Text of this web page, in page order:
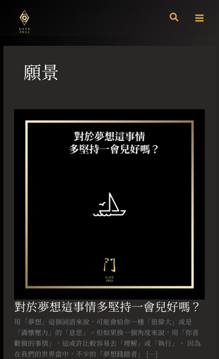
內
願景
對於夢想這事情多堅持一會兒好嗎？
用「夢想」這個詞語來說，可能會給你一種「很偉大」或是
「滿懷壓力」的「意思」。但如果換一個角度來說，用「你喜
歡做的事情」，這或許比較容易去「理解」或「執行」。 因為
在我們的世界當中，不少的「夢想踐踏者」 […]